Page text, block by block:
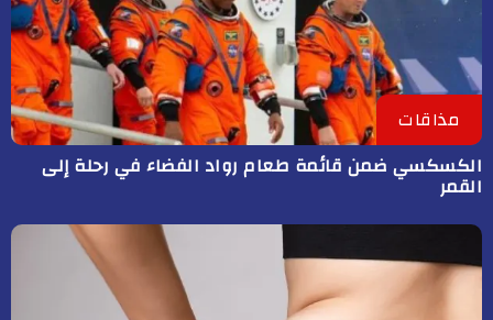
مذاقات
الكسكسي ضمن قائمة طعام رواد الفضاء في رحلة إلى
القمر